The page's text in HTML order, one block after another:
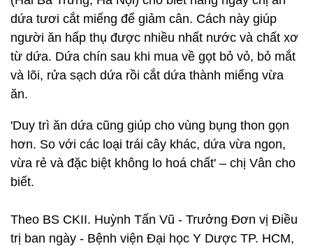
dứa tươi cắt miếng để giảm cân. Cách này giúp
người ăn hấp thụ được nhiều nhất nước và chất xơ
từ dứa. Dứa chín sau khi mua về gọt bỏ vỏ, bỏ mắt
và lõi, rửa sạch dứa rồi cắt dứa thành miếng vừa
ăn.
'Duy trì ăn dứa cũng giúp cho vùng bụng thon gọn
hơn. So với các loại trái cây khác, dứa vừa ngon,
vừa rẻ và đặc biệt không lo hoá chất' – chị Vân cho
biết.
Theo BS CKII. Huỳnh Tấn Vũ - Trưởng Đơn vị Điều
trị ban ngày - Bệnh viện Đại học Y Dược TP. HCM,